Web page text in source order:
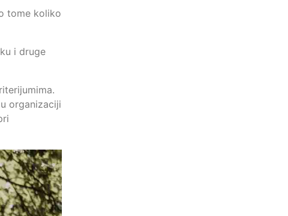
tome koliko
i druge
organizaciji